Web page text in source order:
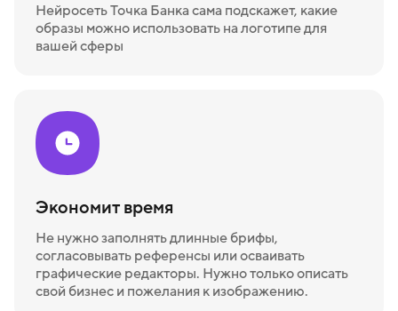
Нейросеть Точка Банка сама подскажет, какие
образы можно использовать на логотипе для
вашей сферы
Экономит время
Не нужно заполнять длинные брифы,
согласовывать референсы или осваивать
графические редакторы. Нужно только описать
свой бизнес и пожелания к изображению.